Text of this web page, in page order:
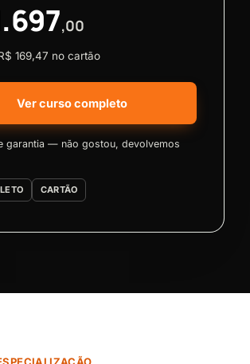
,00
169,47 no cartão
Ver curso completo
garantia — não gostou, devolvemos
CARTÃO